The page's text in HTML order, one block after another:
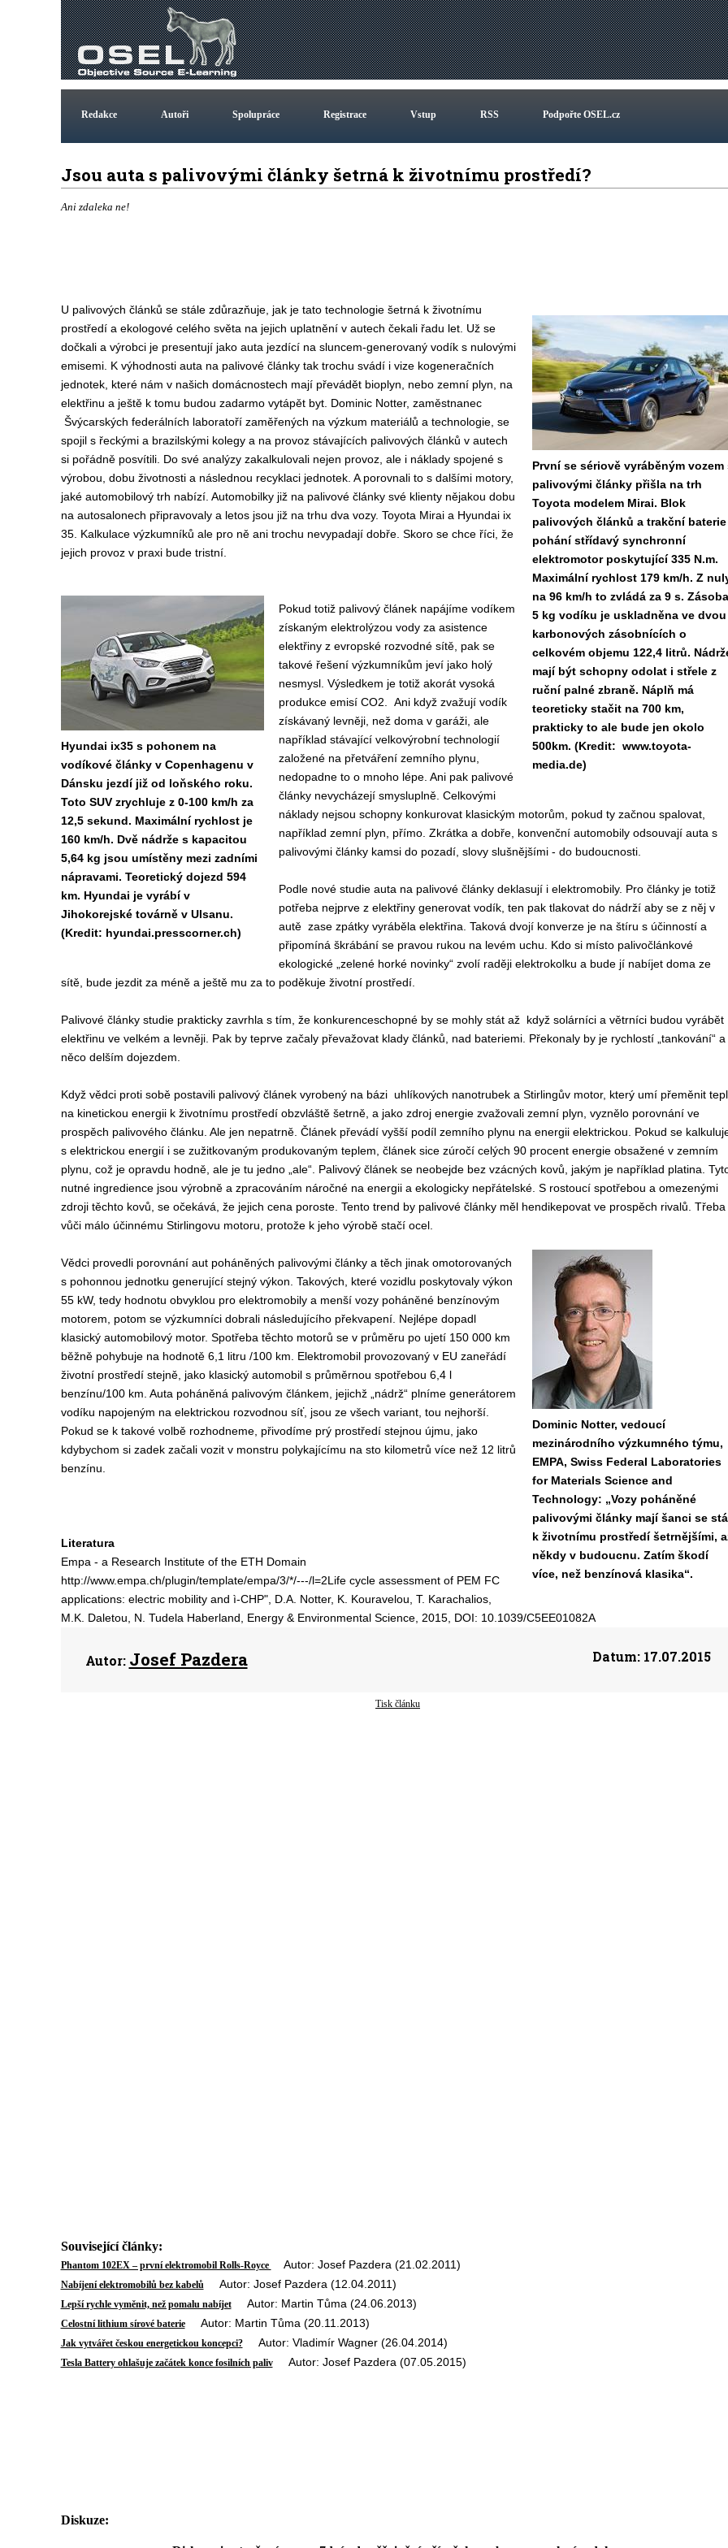
Redakce Autoři Spolupráce Registrace Vstup RSS Podpořte OSEL.cz
Jsou auta s palivovými články šetrná k životnímu prostředí?
Ani zdaleka ne!
První se sériově vyráběným vozem
palivovými články přišla na trh
Toyota modelem Mirai. Blok
palivových článků a trakční baterie
pohání střídavý synchronní
elektromotor poskytující 335 N.m.
Maximální rychlost 179 km/h. Z
na 96 km/h to zvládá za 9 s. Zásoba
5 kg vodíku je uskladněna ve dvou
karbonových zásobnících o
celkovém objemu 122,4 litrů.
mají být schopny odolat i střele z
ruční palné zbraně. Náplň má
teoreticky stačit na 700 km,
prakticky to ale bude jen okolo
500km. (Kredit: www.toyota-
media.de)
U palivových článků se stále zdůrazňuje, jak je tato technologie šetrná k životnímu
prostředí a ekologové celého světa na jejich uplatnění v autech čekali řadu let. Už se
dočkali a výrobci je presentují jako auta jezdící na sluncem-generovaný vodík s nulovými
emisemi. K výhodnosti auta na palivové články tak trochu svádí i vize kogeneračních
jednotek, které nám v našich domácnostech mají převádět bioplyn, nebo zemní plyn, na
elektřinu a ještě k tomu budou zadarmo vytápět byt. Dominic Notter, zaměstnanec
Švýcarských federálních laboratoří zaměřených na výzkum materiálů a technologie, se
spojil s řeckými a brazilskými kolegy a na provoz stávajících palivových článků v autech
si pořádně posvítili. Do své analýzy zakalkulovali nejen provoz, ale i náklady spojené s
výrobou, dobu životnosti a následnou recyklaci jednotek. A porovnali to s dalšími motory,
jaké automobilový trh nabízí. Automobilky již na palivové články své klienty nějakou dobu
na autosalonech připravovaly a letos jsou již na trhu dva vozy. Toyota Mirai a Hyundai ix
35. Kalkulace výzkumníků ale pro ně ani trochu nevypadají dobře. Skoro se chce říci, že
jejich provoz v praxi bude tristní.
Hyundai ix35 s pohonem na
vodíkové články v Copenhagenu v
Dánsku jezdí již od loňského roku.
Toto SUV zrychluje z 0-100 km/h za
12,5 sekund. Maximální rychlost je
160 km/h. Dvě nádrže s kapacitou
5,64 kg jsou umístěny mezi zadními
nápravami. Teoretický dojezd 594
km. Hyundai je vyrábí v
Jihokorejské továrně v Ulsanu.
(Kredit: hyundai.presscorner.ch)
Pokud totiž palivový článek napájíme vodíkem
získaným elektrolýzou vody za asistence
elektřiny z evropské rozvodné sítě, pak se
takové řešení výzkumníkům jeví jako holý
nesmysl. Výsledkem je totiž akorát vysoká
produkce emisí CO2. Ani když zvažují vodík
získávaný levněji, než doma v garáži, ale
například stávající velkovýrobní technologií
založené na přetváření zemního plynu,
nedopadne to o mnoho lépe. Ani pak palivové
články nevycházejí smysluplně. Celkovými
náklady nejsou schopny konkurovat klasickým motorům, pokud ty začnou spalovat,
například zemní plyn, přímo. Zkrátka a dobře, konvenční automobily odsouvají auta s
palivovými články kamsi do pozadí, slovy slušnějšími - do budoucnosti.
Podle nové studie auta na palivové články deklasují i elektromobily. Pro články je totiž
potřeba nejprve z elektřiny generovat vodík, ten pak tlakovat do nádrží aby se z něj v
autě zase zpátky vyráběla elektřina. Taková dvojí konverze je na štíru s účinností a
připomíná škrábání se pravou rukou na levém uchu. Kdo si místo palivočlánkové
ekologické „zelené horké novinky“ zvolí raději elektrokolku a bude jí nabíjet doma ze
sítě, bude jezdit za méně a ještě mu za to poděkuje životní prostředí.
Palivové články studie prakticky zavrhla s tím, že konkurenceschopné by se mohly stát až když solárníci a větrníci budou vyrábět
elektřinu ve velkém a levněji. Pak by teprve začaly převažovat klady článků, nad bateriemi. Překonaly by je rychlostí „tankování“ a
něco delším dojezdem.
Když vědci proti sobě postavili palivový článek vyrobený na bázi uhlíkových nanotrubek a Stirlingův motor, který umí přeměnit
na kinetickou energii k životnímu prostředí obzvláště šetrně, a jako zdroj energie zvažovali zemní plyn, vyznělo porovnání ve
prospěch palivového článku. Ale jen nepatrně. Článek převádí vyšší podíl zemního plynu na energii elektrickou. Pokud se
s elektrickou energií i se zužitkovaným produkovaným teplem, článek sice zúročí celých 90 procent energie obsažené v zemním
plynu, což je opravdu hodně, ale je tu jedno „ale“. Palivový článek se neobejde bez vzácných kovů, jakým je například platina.
nutné ingredience jsou výrobně a zpracováním náročné na energii a ekologicky nepřátelské. S rostoucí spotřebou a omezenými
zdroji těchto kovů, se očekává, že jejich cena poroste. Tento trend by palivové články měl hendikepovat ve prospěch rivalů. Třeba
vůči málo účinnému Stirlingovu motoru, protože k jeho výrobě stačí ocel.
Dominic Notter, vedoucí
mezinárodního výzkumného týmu,
EMPA, Swiss Federal Laboratories
for Materials Science and
Technology: „Vozy poháněné
palivovými články mají šanci se
k životnímu prostředí šetrnějšími,
někdy v budoucnu. Zatím škodí
více, než benzínová klasika“.
Vědci provedli porovnání aut poháněných palivovými články a těch jinak omotorovaných
s pohonnou jednotku generující stejný výkon. Takových, které vozidlu poskytovaly výkon
55 kW, tedy hodnotu obvyklou pro elektromobily a menší vozy poháněné benzínovým
motorem, potom se výzkumníci dobrali následujícího překvapení. Nejlépe dopadl
klasický automobilový motor. Spotřeba těchto motorů se v průměru po ujetí 150 000 km
běžně pohybuje na hodnotě 6,1 litru /100 km. Elektromobil provozovaný v EU zaneřádí
životní prostředí stejně, jako klasický automobil s průměrnou spotřebou 6,4 l
benzínu/100 km. Auta poháněná palivovým článkem, jejichž „nádrž“ plníme generátorem
vodíku napojeným na elektrickou rozvodnou síť, jsou ze všech variant, tou nejhorší.
Pokud se k takové volbě rozhodneme, přivodíme prý prostředí stejnou újmu, jako
kdybychom si zadek začali vozit v monstru polykajícímu na sto kilometrů více než 12 litrů
benzínu.
Literatura
Empa - a Research Institute of the ETH Domain
http://www.empa.ch/plugin/template/empa/3/*/---/l=2Life cycle assessment of PEM FC
applications: electric mobility and ì-CHP", D.A. Notter, K. Kouravelou, T. Karachalios,
M.K. Daletou, N. Tudela Haberland, Energy & Environmental Science, 2015, DOI: 10.1039/C5EE01082A
Autor: Josef Pazdera Datum:17.07.2015
Tisk článku
Související články:
Phantom 102EX – první elektromobil Rolls-Royce Autor: Josef Pazdera (21.02.2011)
Nabíjení elektromobilů bez kabelů Autor: Josef Pazdera (12.04.2011)
Lepší rychle vyměnit, než pomalu nabíjetAutor: Martin Tůma (24.06.2013)
Celostní lithium sírové baterieAutor: Martin Tůma (20.11.2013)
Jak vytvářet českou energetickou koncepci?Autor: Vladimír Wagner (26.04.2014)
Tesla Battery ohlašuje začátek konce fosilních palivAutor: Josef Pazdera (07.05.2015)
Diskuze: